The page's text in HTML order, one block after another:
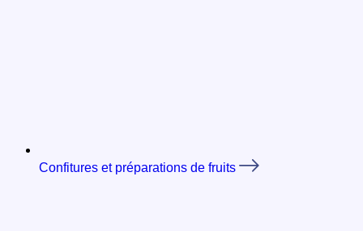
Confitures et préparations de fruits